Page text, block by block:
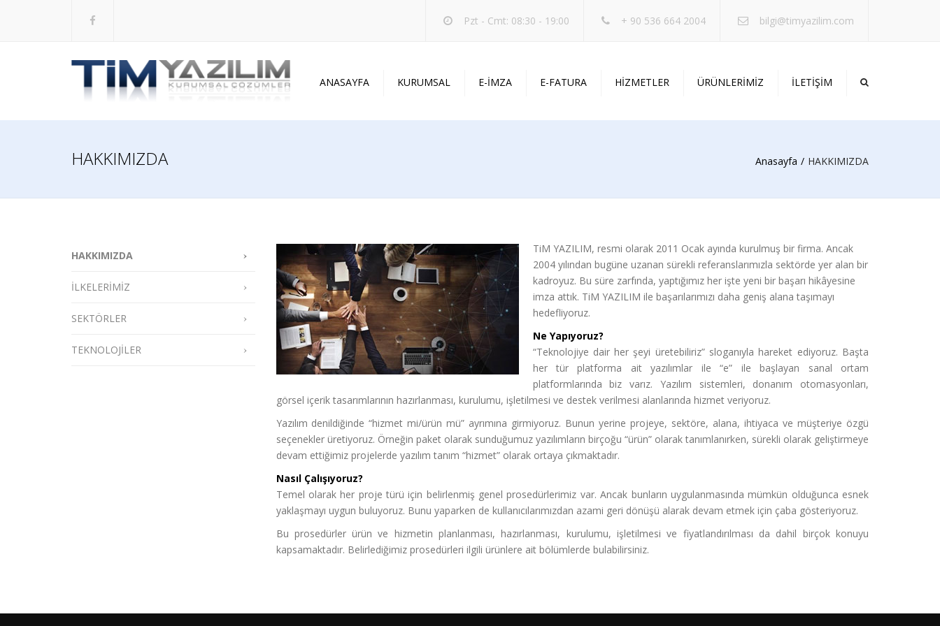
Pzt - Cmt: 08:30 - 19:00 + 90 536 664 2004 bilgi@timyazilim.com
ANASAYFA KURUMSAL
TEKNOLOJİLER
E-İMZA E-FATURA HİZMETLER
SİSTEM DESTEK
ÜRÜNLERİMİZ İLETİŞİM
HAKKIMIZDA Anasayfa HAKKIMIZDA
HAKKIMIZDA
İLKELERİMİZ
SEKTÖRLER
TEKNOLOJİLER
TiM YAZILIM, resmi olarak 2011 Ocak ayında kurulmuş bir firma. Ancak
2004 yılından bugüne uzanan sürekli referanslarımızla sektörde yer alan bir
kadroyuz. Bu süre zarfında, yaptığımız her işte yeni bir başarı hikâyesine
imza attık. TiM YAZILIM ile başarılarımızı daha geniş alana taşımayı
hedefliyoruz.
Ne Yapıyoruz?
“Teknolojiye dair her şeyi üretebiliriz” sloganıyla hareket ediyoruz. Başta
her tür platforma ait yazılımlar ile “e” ile başlayan sanal ortam
platformlarında biz varız. Yazılım sistemleri, donanım otomasyonları,
görsel içerik tasarımlarının hazırlanması, kurulumu, işletilmesi ve destek verilmesi alanlarında hizmet veriyoruz.
Yazılım denildiğinde “hizmet mi/ürün mü” ayrımına girmiyoruz. Bunun yerine projeye, sektöre, alana, ihtiyaca ve müşteriye özgü
seçenekler üretiyoruz. Örneğin paket olarak sunduğumuz yazılımların birçoğu “ürün” olarak tanımlanırken, sürekli olarak geliştirmeye
devam ettiğimiz projelerde yazılım tanım “hizmet” olarak ortaya çıkmaktadır.
Nasıl Çalışıyoruz?
Temel olarak her proje türü için belirlenmiş genel prosedürlerimiz var. Ancak bunların uygulanmasında mümkün olduğunca esnek
yaklaşmayı uygun buluyoruz. Bunu yaparken de kullanıcılarımızdan azami geri dönüşü alarak devam etmek için çaba gösteriyoruz.
Bu prosedürler ürün ve hizmetin planlanması, hazırlanması, kurulumu, işletilmesi ve fiyatlandırılması da dahil birçok konuyu
kapsamaktadır. Belirlediğimiz prosedürleri ilgili ürünlere ait bölümlerde bulabilirsiniz.